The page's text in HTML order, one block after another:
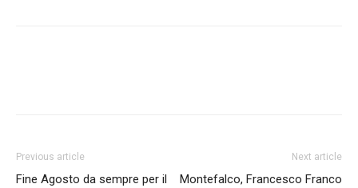
Previous article
Fine Agosto da sempre per il
Next article
Montefalco, Francesco Franco